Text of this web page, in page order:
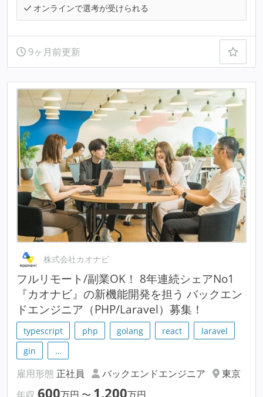
オンラインで選考が受けられる
9ヶ月前更新
株式会社カオナビ
フルリモート/副業OK！ 8年連続シェアNo1
『カオナビ』の新機能開発を担う バックエン
ドエンジニア（PHP/Laravel）募集！
typescript php golang react
laravel
gin
…
雇用形態 正社員 バックエンドエンジニア
東京
600 1,200